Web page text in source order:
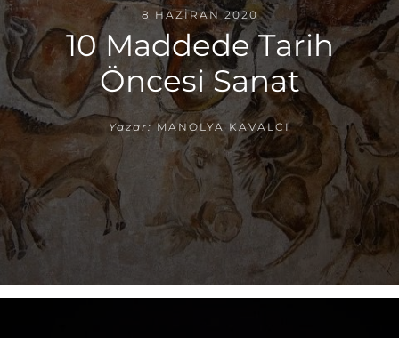
8 HAZIRAN 2020
10 Maddede Tarih
Öncesi Sanat
Yazar: MANOLYA KAVALCI